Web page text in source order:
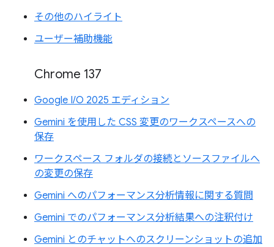
その他のハイライト
ユーザー補助機能
Chrome 137
Google I/O 2025 エディション
Gemini を使用した CSS 変更のワークスペースへの
保存
ワークスペース フォルダの接続とソースファイルへ
の変更の保存
Gemini へのパフォーマンス分析情報に関する質問
Gemini でのパフォーマンス分析結果への注釈付け
Gemini とのチャットへのスクリーンショットの追加